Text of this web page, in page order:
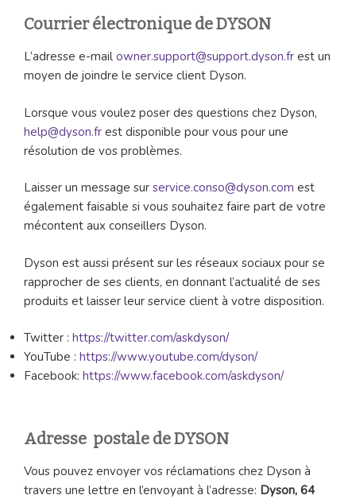
Courrier électronique de DYSON
L’adresse e-mail owner.support@support.dyson.fr est un
moyen de joindre le service client Dyson.
Lorsque vous voulez poser des questions chez Dyson,
help@dyson.fr est disponible pour vous pour une
résolution de vos problèmes.
Laisser un message sur service.conso@dyson.com est
également faisable si vous souhaitez faire part de votre
mécontent aux conseillers Dyson.
Dyson est aussi présent sur les réseaux sociaux pour se
rapprocher de ses clients, en donnant l’actualité de ses
produits et laisser leur service client à votre disposition.
Twitter : https://twitter.com/askdyson/
YouTube : https://www.youtube.com/dyson/
Facebook: https://www.facebook.com/askdyson/
Adresse postale de DYSON
Vous pouvez envoyer vos réclamations chez Dyson à
travers une lettre en l’envoyant à l’adresse: Dyson, 64